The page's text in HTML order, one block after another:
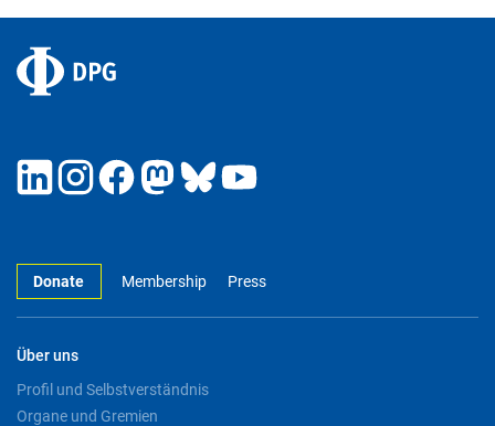
Donate Membership Press
Über uns
Profil und Selbstverständnis
Organe und Gremien